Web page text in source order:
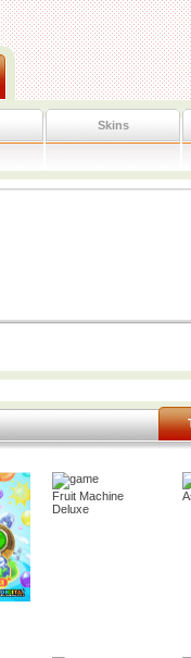
Skins
Fruit Machine
Deluxe